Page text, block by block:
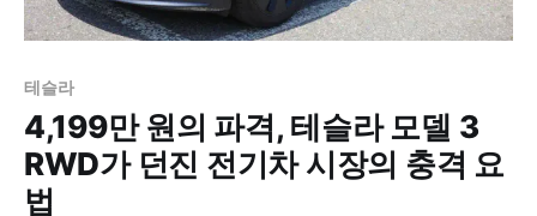
테슬라
4,199만 원의 파격, 테슬라 모델 3
RWD가 던진 전기차 시장의 충격 요
법